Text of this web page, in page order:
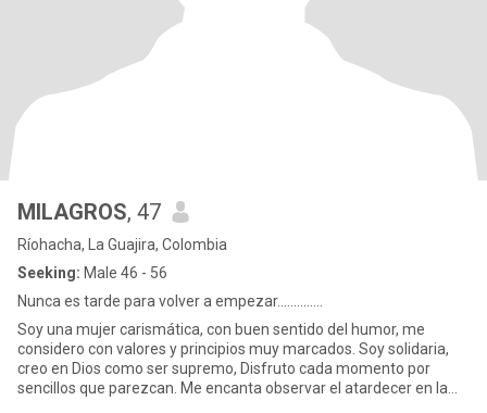
MILAGROS, 47
Ríohacha, La Guajira, Colombia
Seeking: Male 46 - 56
Nunca es tarde para volver a empezar..............
Soy una mujer carismática, con buen sentido del humor, me
considero con valores y principios muy marcados. Soy solidaria,
creo en Dios como ser supremo, Disfruto cada momento por
sencillos que parezcan. Me encanta observar el atardecer en la